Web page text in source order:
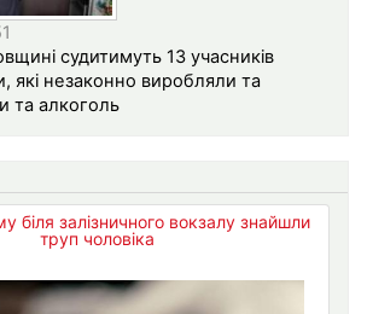
судитимуть 13 учасників
які незаконно виробляли та
та алкоголь
біля залізничного вокзалу знайшли
труп чоловіка